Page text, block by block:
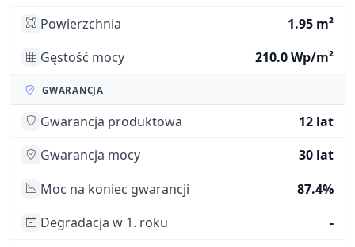
Powierzchnia
1.95 m²
Gęstość mocy
210.0 Wp/m²
GWARANCJA
Gwarancja produktowa
12 lat
Gwarancja mocy
30 lat
Moc na koniec gwarancji
87.4%
Degradacja w 1. roku
-